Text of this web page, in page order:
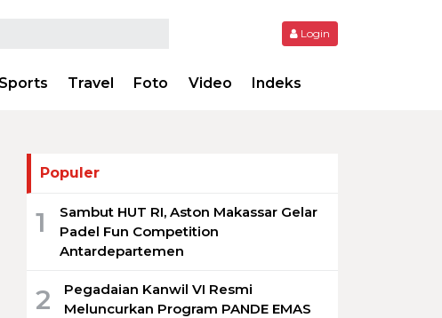
Login
Sports Travel Foto Video Indeks
Populer
1
Sambut HUT RI, Aston Makassar Gelar
Padel Fun Competition
Antardepartemen
2
Pegadaian Kanwil VI Resmi
Meluncurkan Program PANDE EMAS